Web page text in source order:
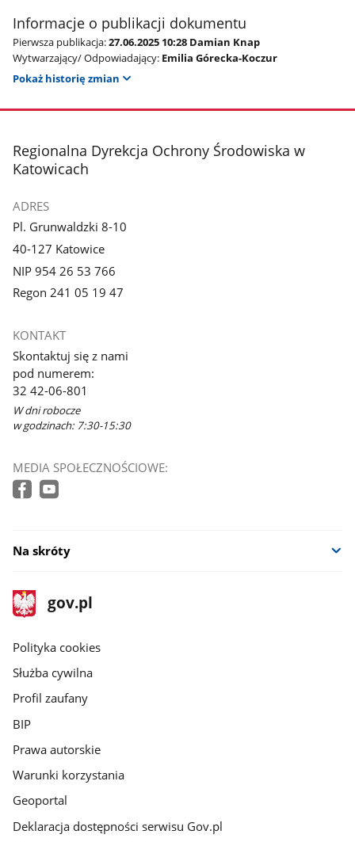
Informacje o publikacji dokumentu
Pierwsza publikacja:27.06.2025 10:28 Damian Knap
Wytwarzający/ Odpowiadający: Emilia Górecka-Koczur
Pokaż historię zmian
stopka
Regionalna Dyrekcja Ochrony Środowiska w
Katowicach
ADRES
Pl. Grunwaldzki 8-10
40-127 Katowice
NIP 954 26 53 766
Regon 241 05 19 47
KONTAKT
Skontaktuj się z nami
pod numerem:
32 42-06-801
W dni robocze
w godzinach: 7:30-15:30
MEDIA SPOŁECZNOŚCIOWE:
Na skróty
stopka
gov.pl
Strona
gov.pl
gov.pl
Polityka cookies
Służba cywilna
Profil zaufany
BIP
Prawa autorskie
Warunki korzystania
Geoportal
Deklaracja dostępności serwisu Gov.pl